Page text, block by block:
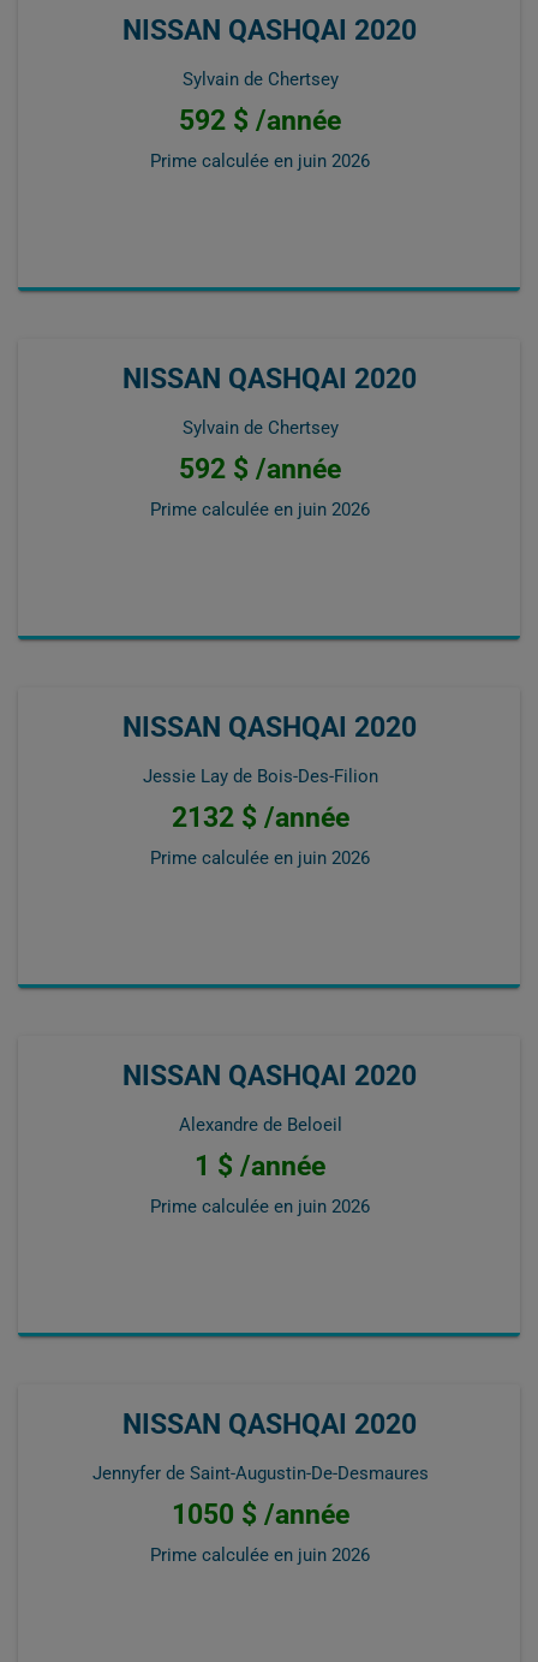
NISSAN QASHQAI 2020
Sylvain de Chertsey
592 $ /année
Prime calculée en juin 2026
NISSAN QASHQAI 2020
Sylvain de Chertsey
592 $ /année
Prime calculée en juin 2026
NISSAN QASHQAI 2020
Jessie Lay de Bois-Des-Filion
2132 $ /année
Prime calculée en juin 2026
NISSAN QASHQAI 2020
Alexandre de Beloeil
1 $ /année
Prime calculée en juin 2026
NISSAN QASHQAI 2020
Jennyfer de Saint-Augustin-De-Desmaures
1050 $ /année
Prime calculée en juin 2026